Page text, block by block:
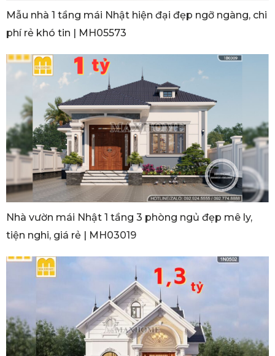
Mẫu nhà 1 tầng mái Nhật hiện đại đẹp ngỡ ngàng, chi
phí rẻ khó tin | MH05573
Nhà vườn mái Nhật 1 tầng 3 phòng ngủ đẹp mê ly,
tiện nghi, giá rẻ | MH03019